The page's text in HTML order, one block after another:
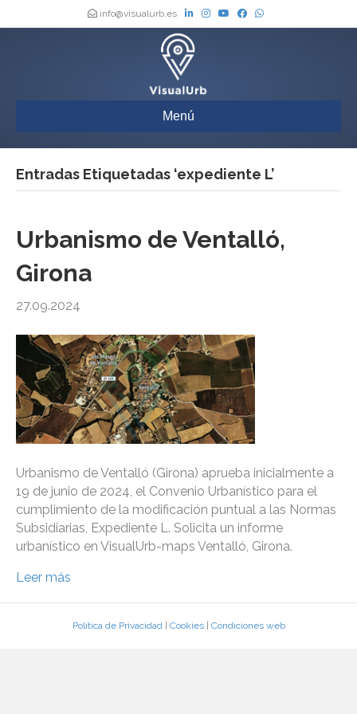
info@visualurb.es
Menú
Entradas Etiquetadas ‘expediente L’
Urbanismo de Ventalló,
Girona
27.09.2024
Urbanismo de Ventalló (Girona) aprueba inicialmente a
19 de junio de 2024, el Convenio Urbanístico para el
cumplimiento de la modificación puntual a las Normas
Subsidiarias, Expediente L. Solicita un informe
urbanístico en VisualUrb-maps Ventalló, Girona.
Leer más
Política de Privacidad| Cookies| Condiciones web